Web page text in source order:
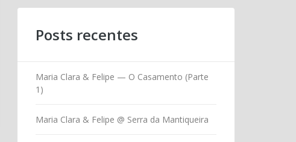
Posts recentes
Maria Clara & Felipe — O Casamento (Parte
1)
Maria Clara & Felipe @ Serra da Mantiqueira